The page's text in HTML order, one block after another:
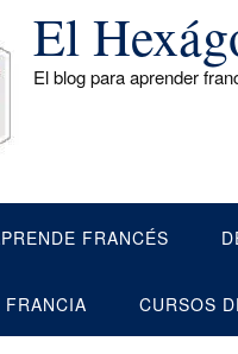
El
El blog para aprender
FRANCÉS
CURSOS